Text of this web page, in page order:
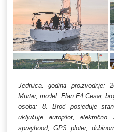
Jedrilica, godina proizvodnje:
Murter, model: Elan E4 Cesar,
osoba: 8. Brod posjeduje
uključuje autopilot, električno
sprayhood, GPS ploter,